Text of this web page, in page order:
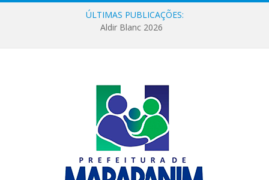
ÚLTIMAS PUBLICAÇÕES:
Aldir Blanc 2026